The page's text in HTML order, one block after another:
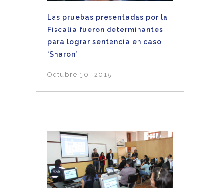
Las pruebas presentadas por la
Fiscalía fueron determinantes
para lograr sentencia en caso
‘Sharon’
Octubre 30, 2015